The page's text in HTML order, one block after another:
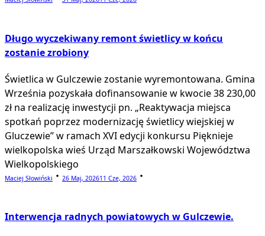
Długo wyczekiwany remont świetlicy w końcu
zostanie zrobiony
Świetlica w Gulczewie zostanie wyremontowana. Gmina
Września pozyskała dofinansowanie w kwocie 38 230,00
zł na realizację inwestycji pn. „Reaktywacja miejsca
spotkań poprzez modernizację świetlicy wiejskiej w
Gluczewie” w ramach XVI edycji konkursu Pięknieje
wielkopolska wieś Urząd Marszałkowski Województwa
Wielkopolskiego
Maciej Słowiński 26 Maj, 202611 Cze, 2026
Interwencja radnych powiatowych w Gulczewie.